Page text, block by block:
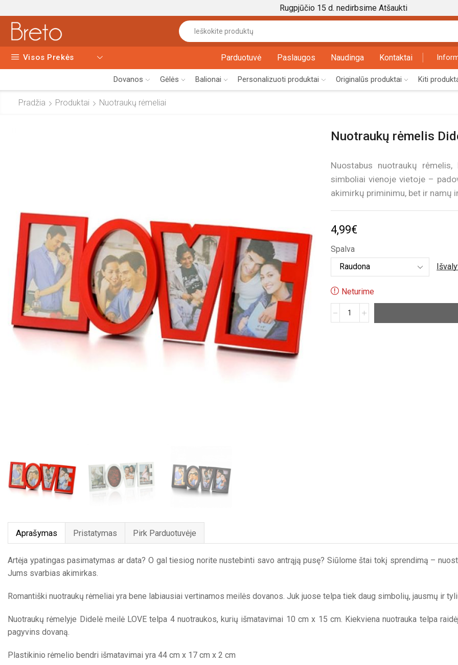
Rugpjūčio 15 d. nedirbsime Atšaukti
input
Visos Prekės Parduotuvė Paslaugos Naudinga Kontaktai
Dovanos Gėlės Balionai Personalizuoti produktai Originalūs produktai Kiti
Pradžia Produktai Nuotraukų rėmeliai
Nuotraukų rėmelis
Nuostabus nuotraukų
simboliai vienoje vietoje –
akimirkų priminimu, bet ir namų
4,99€
Spalva
Neturime
produkto
Aprašymas Pristatymas Pirk Parduotuvėje
Artėja ypatingas pasimatymas ar data? O gal tiesiog norite nustebinti savo antrąją pusę? Siūlome štai tokį sprendimą –
Jums svarbias akimirkas.
Romantiški nuotraukų rėmeliai yra bene labiausiai vertinamos meilės dovanos. Juk juose telpa tiek daug simbolių, jausmų ir
Nuotraukų rėmelyje Didelė meilė LOVE telpa 4 nuotraukos, kurių išmatavimai 10 cm x 15 cm. Kiekviena nuotrauka telpa
pagyvins dovaną.
Plastikinio rėmelio bendri išmatavimai yra 44 cm x 17 cm x 2 cm